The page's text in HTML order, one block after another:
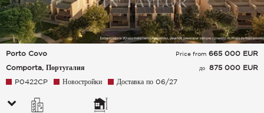
Porto Covo
Comporta, Португалия
Price from 665 000 EUR
до 875 000 EUR
P0422CP
Новостройки Доставка по 06/27